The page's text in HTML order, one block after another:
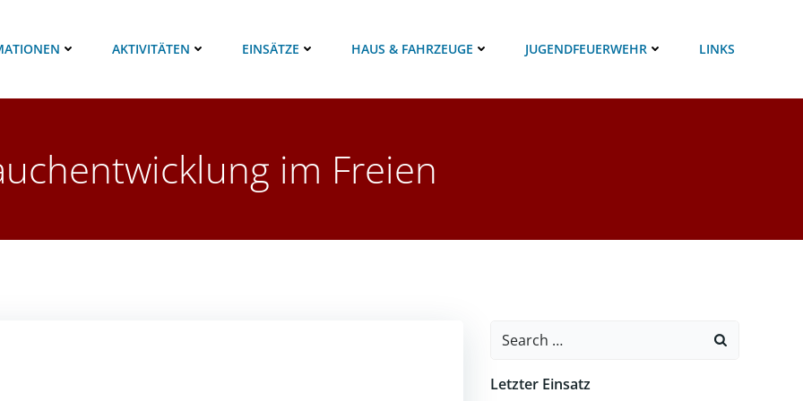
AKTIVITÄTEN EINSÄTZE HAUS & FAHRZEUGE JUGENDFEUERWEHR LINKS
im Freien
Search
Letzter Einsatz